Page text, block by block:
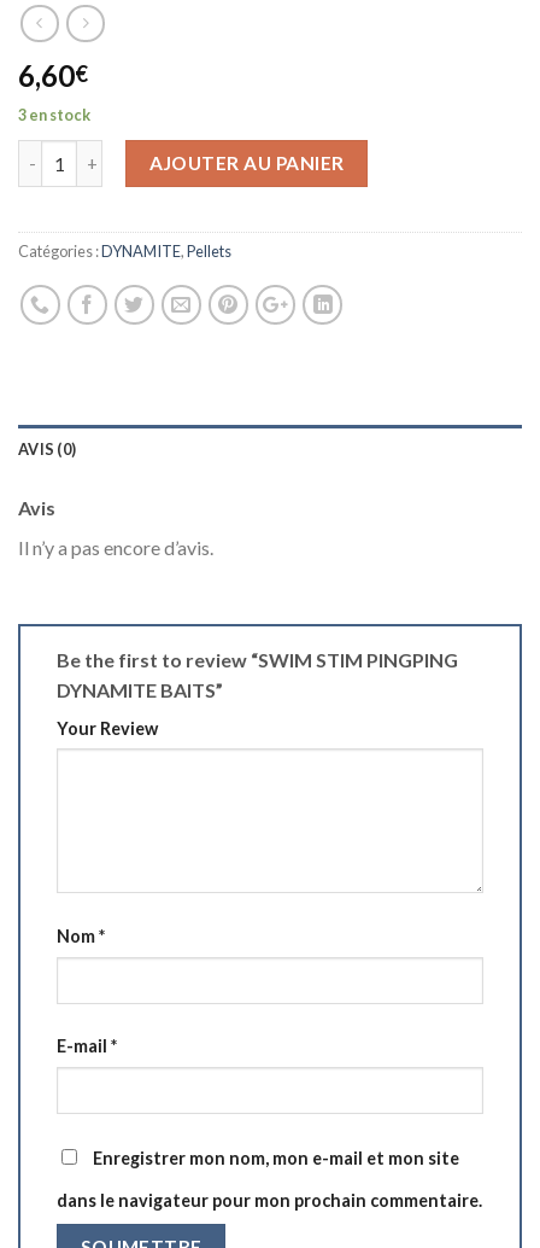
6,60€
3 en stock
AJOUTER AU PANIER
Catégories :DYNAMITE,Pellets
AVIS (0)
Avis
Il n’y a pas encore d’avis.
Be the first to review “SWIM STIM PINGPING
DYNAMITE BAITS”
Your Review
Nom*
E-mail *
Enregistrer mon nom, mon e-mail et mon site
dans le navigateur pour mon prochain commentaire.